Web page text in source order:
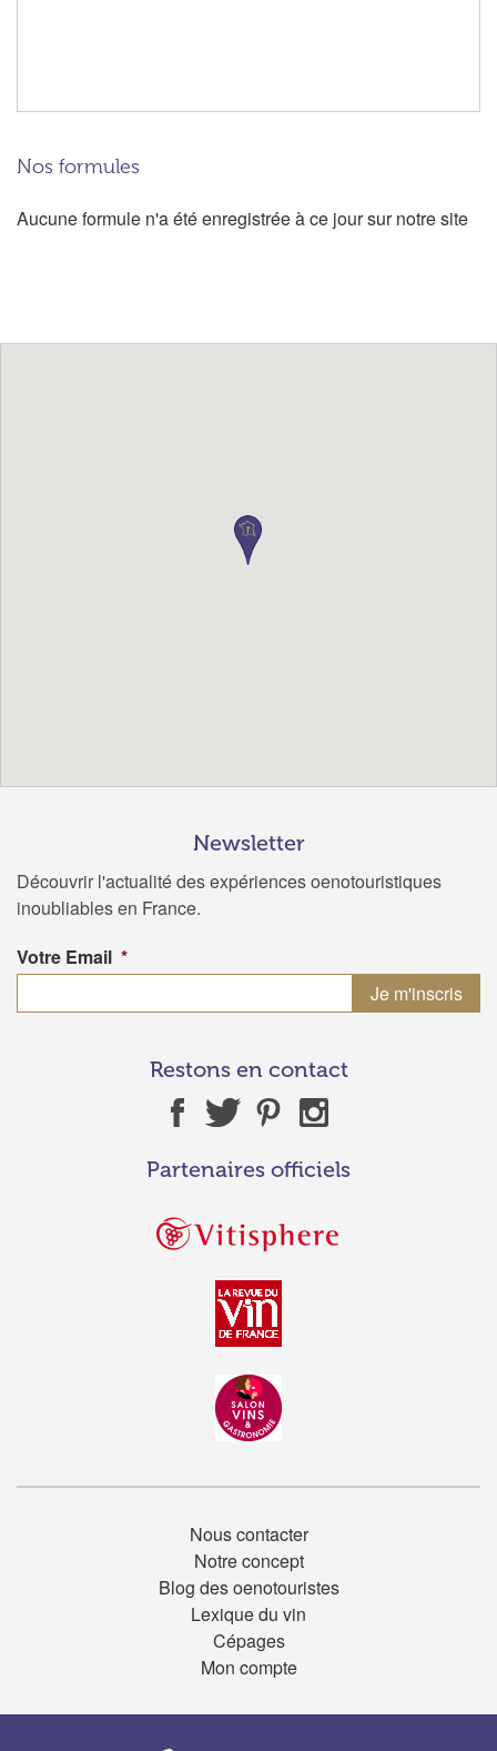
Nos formules
Aucune formule n'a été enregistrée à ce jour sur notre site
Newsletter
Découvrir l'actualité des expériences oenotouristiques
inoubliables en France.
Votre Email *
Restons en contact
Partenaires officiels
Nous contacter
Notre concept
Blog des oenotouristes
Lexique du vin
Cépages
Mon compte